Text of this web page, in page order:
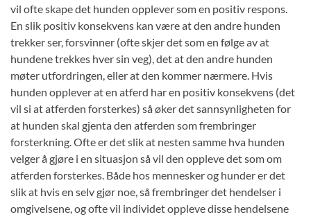
vil ofte skape det hunden opplever som en positiv respons.
En slik positiv konsekvens kan være at den andre hunden
trekker ser, forsvinner (ofte skjer det som en følge av at
hundene trekkes hver sin veg), det at den andre hunden
møter utfordringen, eller at den kommer nærmere. Hvis
hunden opplever at en atferd har en positiv konsekvens (det
vil si at atferden forsterkes) så øker det sannsynligheten for
at hunden skal gjenta den atferden som frembringer
forsterkning. Ofte er det slik at nesten samme hva hunden
velger å gjøre i en situasjon så vil den oppleve det som om
atferden forsterkes. Både hos mennesker og hunder er det
slik at hvis en selv gjør noe, så frembringer det hendelser i
omgivelsene, og ofte vil individet oppleve disse hendelsene